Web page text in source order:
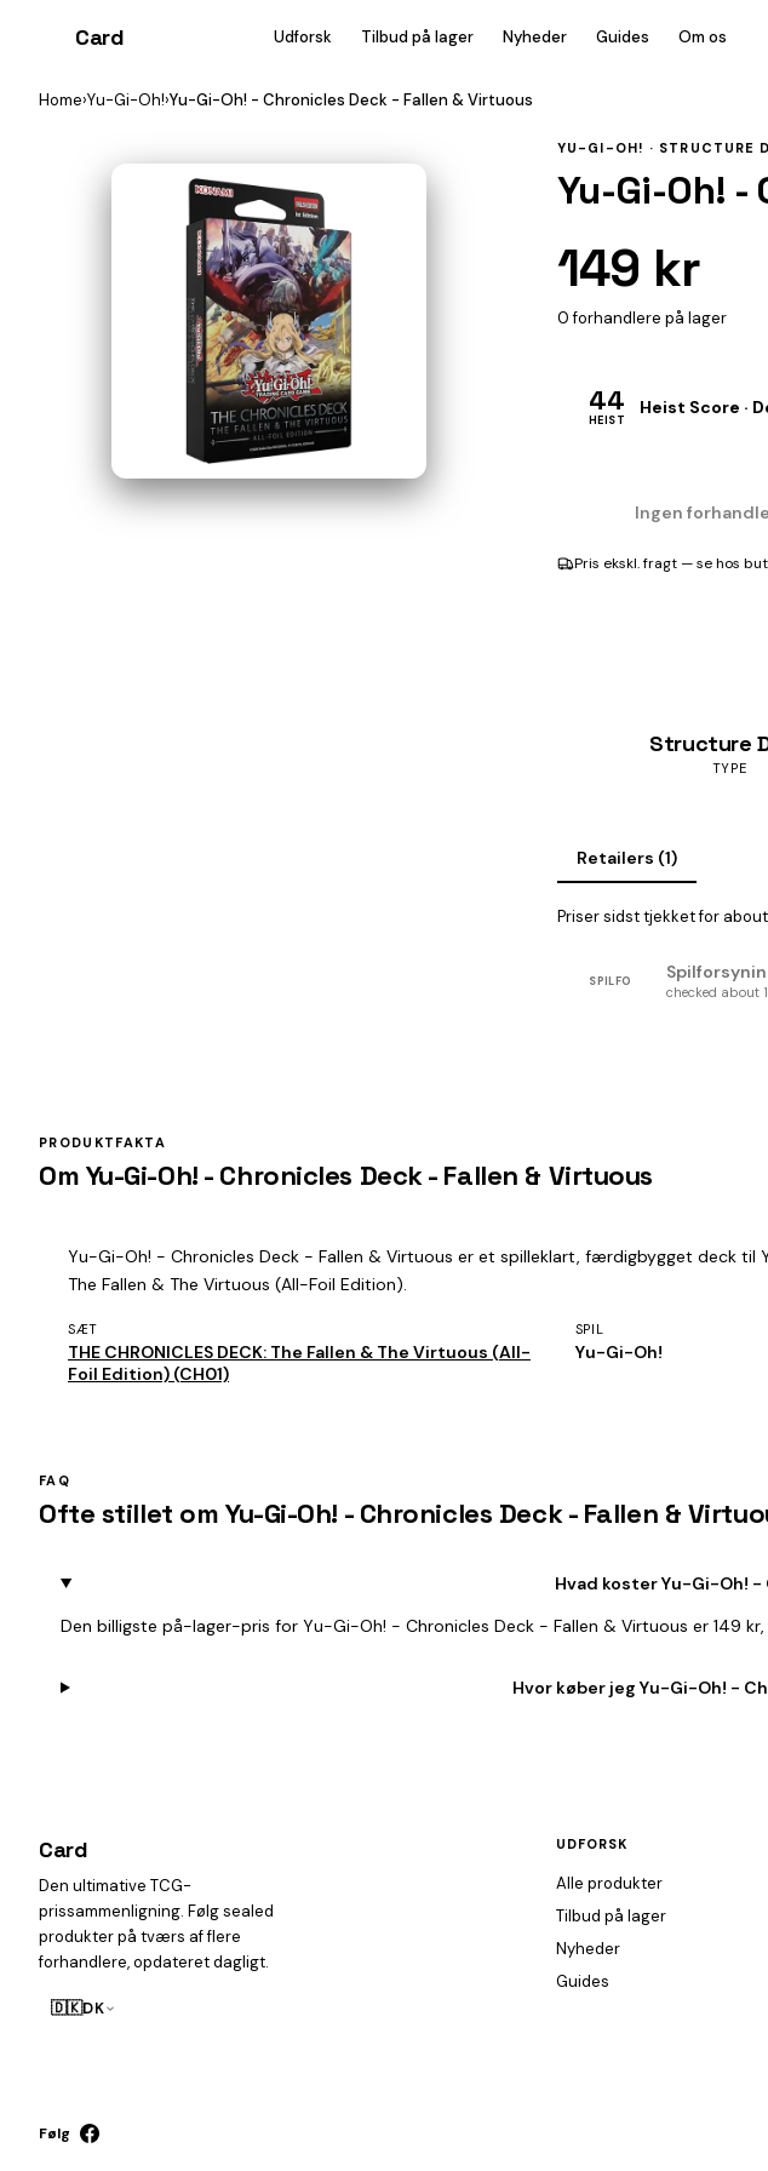
Card Udforsk Tilbud på lager Nyheder Guides Om os
Home›Yu-Gi-Oh!›Yu-Gi-Oh! - Chronicles Deck - Fallen & Virtuous
YU-GI-OH! · STRUCTURE
Yu-Gi-Oh! -
149 kr
0 forhandlere på lager
44
HEIST
Heist Score ·
Ingen
Pris ekskl. fragt — se hos
Structure
TYPE
Retailers (1)
Priser sidst tjekket for about
SPILFO
checked about
PRODUKTFAKTA
Om Yu-Gi-Oh! - Chronicles Deck - Fallen & Virtuous
Yu-Gi-Oh! - Chronicles Deck - Fallen & Virtuous er et spilleklart, færdigbygget deck til
The Fallen & The Virtuous (All-Foil Edition).
SÆT
THE CHRONICLES DECK: The Fallen & The Virtuous (All-
Foil Edition) (CH01)
SPIL
Yu-Gi-Oh!
FAQ
Ofte stillet om Yu-Gi-Oh! - Chronicles Deck - Fallen &
Hvad koster Yu-Gi-Oh!
Den billigste på-lager-pris for Yu-Gi-Oh! - Chronicles Deck - Fallen & Virtuous er 149
Hvor køber jeg Yu-Gi-Oh! -
Card
Den ultimative TCG-
prissammenligning. Følg sealed
produkter på tværs af flere
forhandlere, opdateret dagligt.
🇩🇰DK
UDFORSK
Alle produkter
Tilbud på lager
Nyheder
Guides
Følg